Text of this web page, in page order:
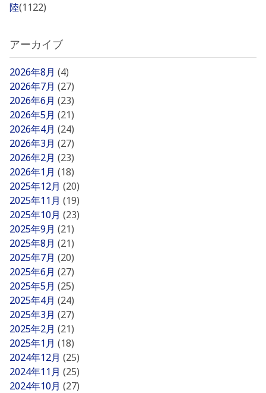
陸(1122)
アーカイブ
2026年8月 (4)
2026年7月 (27)
2026年6月 (23)
2026年5月 (21)
2026年4月 (24)
2026年3月 (27)
2026年2月 (23)
2026年1月 (18)
2025年12月 (20)
2025年11月 (19)
2025年10月 (23)
2025年9月 (21)
2025年8月 (21)
2025年7月 (20)
2025年6月 (27)
2025年5月 (25)
2025年4月 (24)
2025年3月 (27)
2025年2月 (21)
2025年1月 (18)
2024年12月 (25)
2024年11月 (25)
2024年10月 (27)